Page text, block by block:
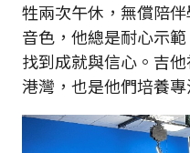
牲兩次午休，無償陪
音色，他總是耐心示
找到成就與信心。吉
港灣，也是他們培養